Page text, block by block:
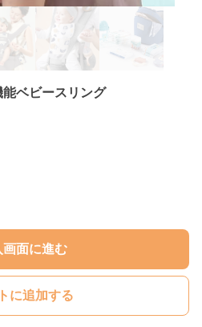
ベビースリング
画面に進む
に追加する